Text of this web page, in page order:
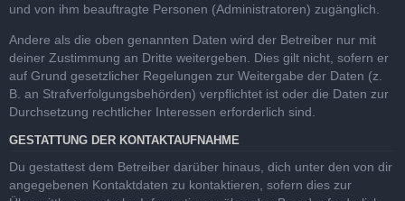
und von ihm beauftragte Personen (Administratoren) zugänglich.
Andere als die oben genannten Daten wird der Betreiber nur mit
deiner Zustimmung an Dritte weitergeben. Dies gilt nicht, sofern er
auf Grund gesetzlicher Regelungen zur Weitergabe der Daten (z.
B. an Strafverfolgungsbehörden) verpflichtet ist oder die Daten zur
Durchsetzung rechtlicher Interessen erforderlich sind.
GESTATTUNG DER KONTAKTAUFNAHME
Du gestattest dem Betreiber darüber hinaus, dich unter den von dir
angegebenen Kontaktdaten zu kontaktieren, sofern dies zur